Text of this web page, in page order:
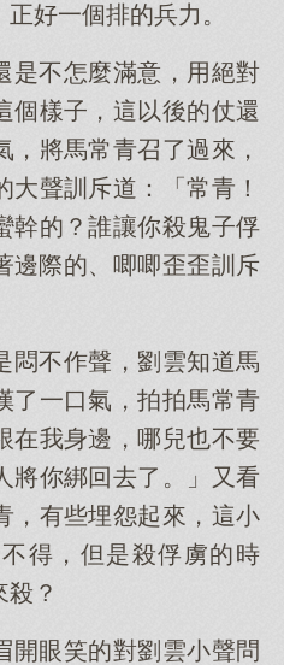
好一個排的兵力。
是不怎麼滿意，用絕對
個樣子，這以後的仗還
將馬常青召了過來，
大聲訓斥道：「常青！
幹的？誰讓你殺鬼子俘
際的、唧唧歪歪訓斥
悶不作聲，劉雲知道馬
了一口氣，拍拍馬常青
在我身邊，哪兒也不要
將你綁回去了。」又看
，有些埋怨起來，這小
得，但是殺俘虜的時
？
開眼笑的對劉雲小聲問